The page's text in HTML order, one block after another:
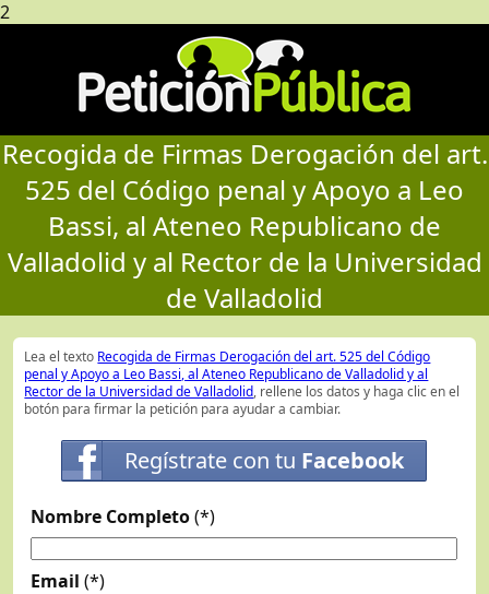
2
Recogida de Firmas Derogación del art.
525 del Código penal y Apoyo a Leo
Bassi, al Ateneo Republicano de
Valladolid y al Rector de la Universidad
de Valladolid
Lea el texto Recogida de Firmas Derogación del art. 525 del Código
penal y Apoyo a Leo Bassi, al Ateneo Republicano de Valladolid y al
Rector de la Universidad de Valladolid, rellene los datos y haga clic en el
botón para firmar la petición para ayudar a cambiar.
Regístrate con tu Facebook
Nombre Completo(*)
Email (*)